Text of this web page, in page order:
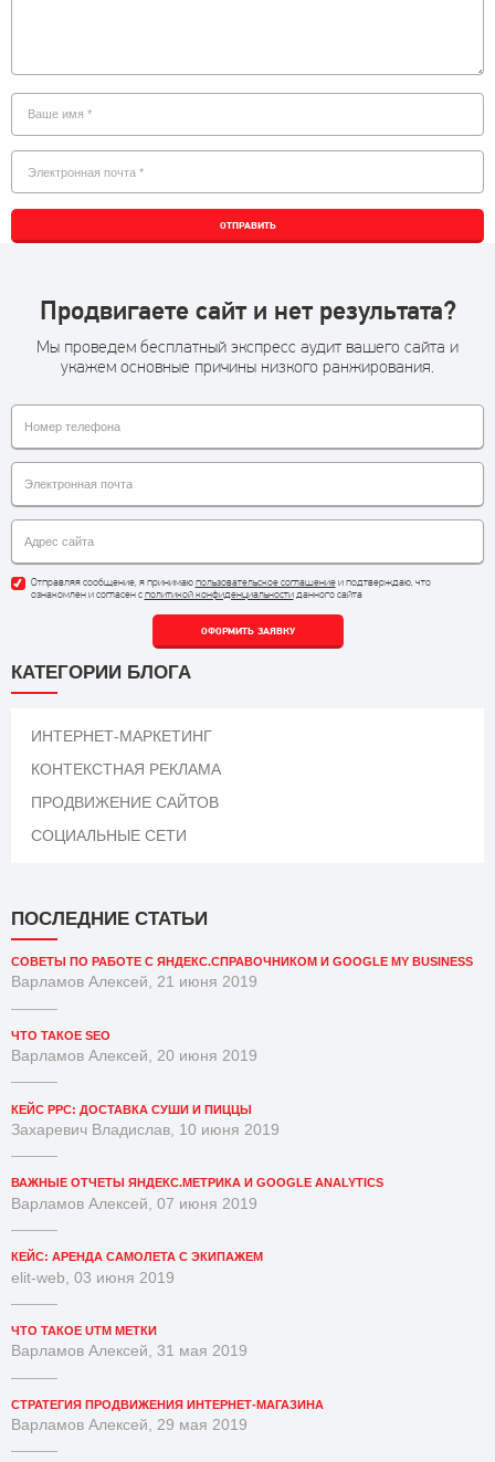
ОТПРАВИТЬ
КАТЕГОРИИ БЛОГА
ИНТЕРНЕТ-МАРКЕТИНГ
КОНТЕКСТНАЯ РЕКЛАМА
ПРОДВИЖЕНИЕ САЙТОВ
СОЦИАЛЬНЫЕ СЕТИ
ПОСЛЕДНИЕ СТАТЬИ
СОВЕТЫ ПО РАБОТЕ С ЯНДЕКС.СПРАВОЧНИКОМ И GOOGLE MY BUSINESS
Варламов Алексей, 21 июня 2019
ЧТО ТАКОЕ SEO
Варламов Алексей, 20 июня 2019
КЕЙС PPC: ДОСТАВКА СУШИ И ПИЦЦЫ
Захаревич Владислав, 10 июня 2019
ВАЖНЫЕ ОТЧЕТЫ ЯНДЕКС.МЕТРИКА И GOOGLE ANALYTICS
Варламов Алексей, 07 июня 2019
КЕЙС: АРЕНДА САМОЛЕТА С ЭКИПАЖЕМ
elit-web, 03 июня 2019
ЧТО ТАКОЕ UTM МЕТКИ
Варламов Алексей, 31 мая 2019
СТРАТЕГИЯ ПРОДВИЖЕНИЯ ИНТЕРНЕТ-МАГАЗИНА
Варламов Алексей, 29 мая 2019
Продвигаете сайт и нет результата?
Мы проведем бесплатный экспресс аудит вашего сайта и
укажем основные причины низкого ранжирования.
Отправляя сообщение, я принимаюпользовательское соглашениеи подтверждаю, что
ознакомлен и согласен сполитикой конфиденциальностиданного сайта
ОФОРМИТЬ ЗАЯВКУ